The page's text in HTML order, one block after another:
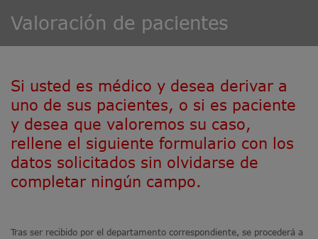
Valoración de pacientes
Si usted es médico y desea derivar a
uno de sus pacientes, o si es paciente
y desea que valoremos su caso,
rellene el siguiente formulario con los
datos solicitados sin olvidarse de
completar ningún campo.
Tras ser recibido por el departamento correspondiente, se procederá a